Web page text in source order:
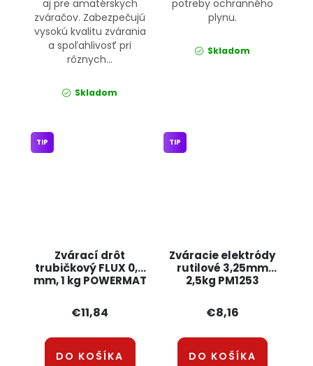
aj pre amatérskych
zváračov. Zabezpečujú
vysokú kvalitu zvárania
a spoľahlivosť pri
rôznych...
Skladom
potreby ochranného
plynu.
Skladom
Zvárací drôt
trubičkový FLUX 0,9
mm, 1 kg POWERMAT
TIP
€11,84
DO KOŠÍKA
Zváracie elektródy
rutilové 3,25mm
2,5kg PM1253
TIP
€8,16
DO KOŠÍKA